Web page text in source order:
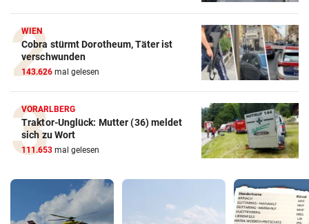
WIEN
Cobra stürmt Dorotheum, Täter ist
verschwunden
143.626 mal gelesen
VORARLBERG
Traktor-Unglück: Mutter (36) meldet
sich zu Wort
111.653 mal gelesen